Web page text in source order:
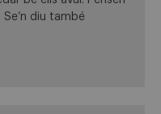
Se’n diu també